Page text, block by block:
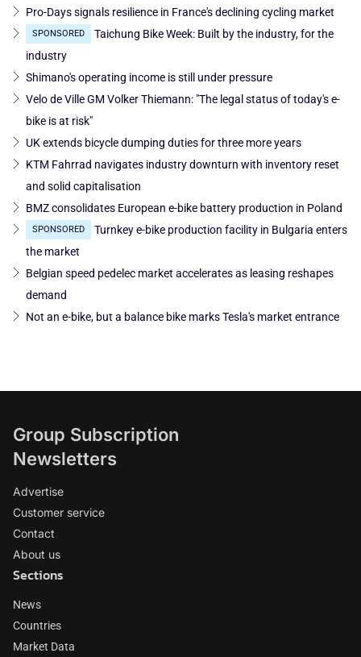
Pro-Days signals resilience in France's declining cycling market
SPONSORED
Taichung Bike Week: Built by the industry, for the
industry
Shimano's operating income is still under pressure
Velo de Ville GM Volker Thiemann: "The legal status of today's e-
bike is at risk"
UK extends bicycle dumping duties for three more years
KTM Fahrrad navigates industry downturn with inventory reset
and solid capitalisation
BMZ consolidates European e-bike battery production in Poland
SPONSORED
Turnkey e-bike production facility in Bulgaria enters
the market
Belgian speed pedelec market accelerates as leasing reshapes
demand
Not an e-bike, but a balance bike marks Tesla's market entrance
Group Subscription
Newsletters
Advertise
Customer service
Contact
About us
Sections
News
Countries
Market Data